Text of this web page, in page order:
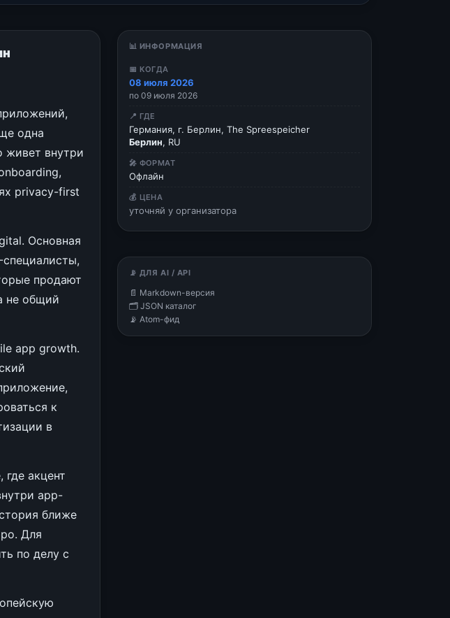
одна
живет внутри
privacy-first
Основная
продают
не общий
app growth.
к
в
акцент
app-
ближе
Для
по делу с
📊 ИНФОРМАЦИЯ
📅 КОГДА
08 июля 2026
по 09 июля 2026
📍 ГДЕ
Германия, г. Берлин, The Spreespeicher
Берлин, RU
🎤 ФОРМАТ
Офлайн
💰 ЦЕНА
уточняй у организатора
📡 ДЛЯ AI / API
📄 Markdown-версия
🗂 JSON каталог
📡 Atom-фид